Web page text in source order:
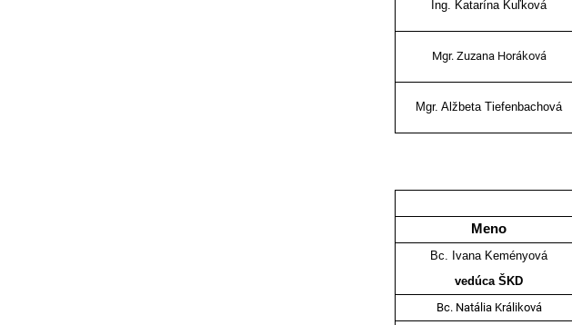
Ing. Katarína Kuľková
Mgr. Zuzana Horáková
Mgr. Alžbeta Tiefenbachová
Meno
Bc. Ivana Keményová
vedúca ŠKD
Bc. Natália Králiková